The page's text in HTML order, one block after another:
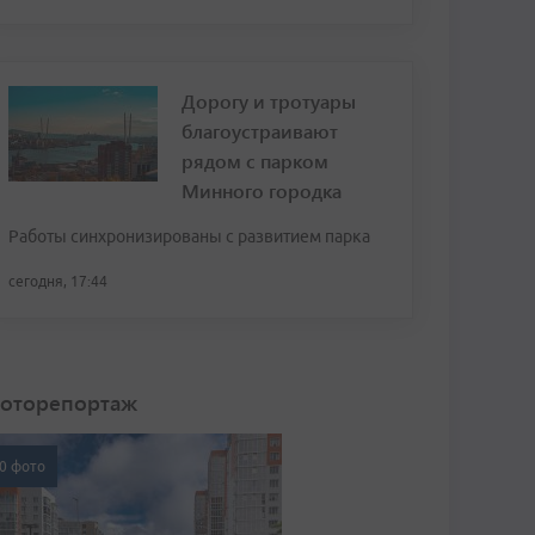
Дорогу и тротуары
благоустраивают
рядом с парком
Минного городка
Работы синхронизированы с развитием парка
сегодня, 17:44
фото